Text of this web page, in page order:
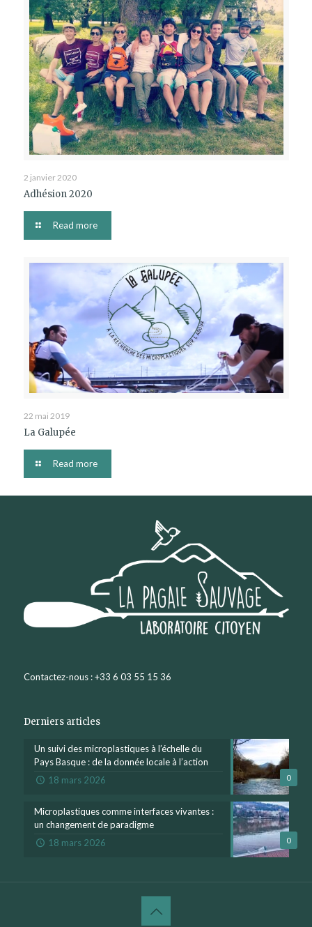
2 janvier 2020
Adhésion 2020
Read more
22 mai 2019
La Galupée
Read more
Contactez-nous : +33 6 03 55 15 36
Derniers articles
0
Un suivi des microplastiques à l’échelle du
Pays Basque : de la donnée locale à l’action
18 mars 2026
0
Microplastiques comme interfaces vivantes :
un changement de paradigme
18 mars 2026